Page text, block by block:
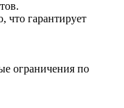
что гарантирует
ограничения по